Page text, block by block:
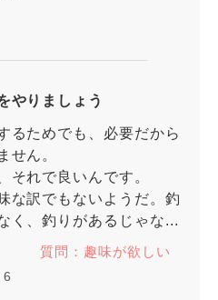
やりましょう
るためでも、必要だから
せん。
それで良いんです。
な訳でもないようだ。釣
く、釣りがあるじゃな...
質問：趣味が欲しい
6